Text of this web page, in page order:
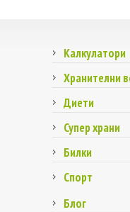
Калкулатори
Хранителни
Диети
Супер храни
Билки
Спорт
Блог